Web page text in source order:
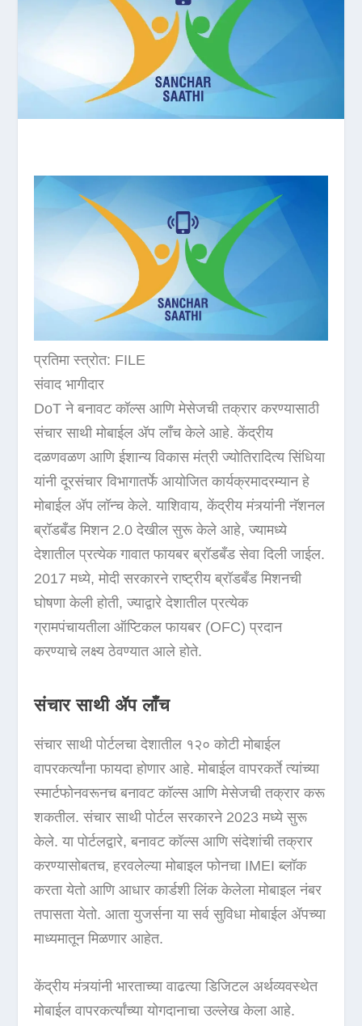
प्रतिमा स्त्रोत: FILE
संवाद भागीदार
DoT ने बनावट कॉल्स आणि मेसेजची तक्रार करण्यासाठी
संचार साथी मोबाईल ॲप लाँच केले आहे. केंद्रीय
दळणवळण आणि ईशान्य विकास मंत्री ज्योतिरादित्य सिंधिया
यांनी दूरसंचार विभागातर्फे आयोजित कार्यक्रमादरम्यान हे
मोबाईल ॲप लॉन्च केले. याशिवाय, केंद्रीय मंत्र्यांनी नॅशनल
ब्रॉडबँड मिशन 2.0 देखील सुरू केले आहे, ज्यामध्ये
देशातील प्रत्येक गावात फायबर ब्रॉडबँड सेवा दिली जाईल.
2017 मध्ये, मोदी सरकारने राष्ट्रीय ब्रॉडबँड मिशनची
घोषणा केली होती, ज्याद्वारे देशातील प्रत्येक
ग्रामपंचायतीला ऑप्टिकल फायबर (OFC) प्रदान
करण्याचे लक्ष्य ठेवण्यात आले होते.
संचार साथी ॲप लाँच
संचार साथी पोर्टलचा देशातील १२० कोटी मोबाईल
वापरकर्त्यांना फायदा होणार आहे. मोबाईल वापरकर्ते त्यांच्या
स्मार्टफोनवरूनच बनावट कॉल्स आणि मेसेजची तक्रार करू
शकतील. संचार साथी पोर्टल सरकारने 2023 मध्ये सुरू
केले. या पोर्टलद्वारे, बनावट कॉल्स आणि संदेशांची तक्रार
करण्यासोबतच, हरवलेल्या मोबाइल फोनचा IMEI ब्लॉक
करता येतो आणि आधार कार्डशी लिंक केलेला मोबाइल नंबर
तपासता येतो. आता युजर्सना या सर्व सुविधा मोबाईल ॲपच्या
माध्यमातून मिळणार आहेत.
केंद्रीय मंत्र्यांनी भारताच्या वाढत्या डिजिटल अर्थव्यवस्थेत
मोबाईल वापरकर्त्यांच्या योगदानाचा उल्लेख केला आहे.